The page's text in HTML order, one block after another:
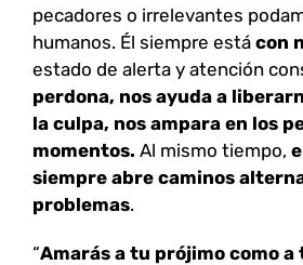
pecadores o irrelevantes
humanos. Él siempre está con
estado de alerta y atención
perdona, nos ayuda a
la culpa, nos ampara en los
momentos. Al mismo tiempo,
siempre abre caminos
problemas.
“Amarás a tu prójimo como a